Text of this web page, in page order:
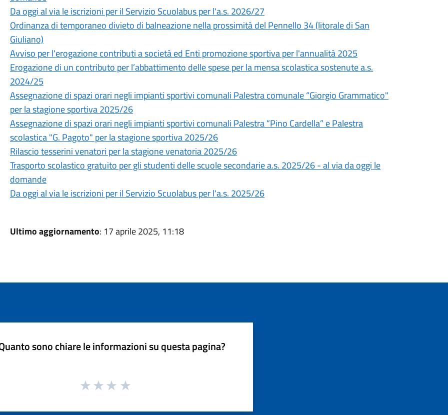
Da oggi al via le iscrizioni per il Servizio Scuolabus per l'a.s. 2026/27
Ordinanza di temporaneo divieto di balneazione nella prossimità del Pennello 34 (litorale di San
Giuliano)
Avviso per l'erogazione contributi a società ed Enti promozione sportiva per l'annualità 2025
Erogazione di un contributo per l’abbattimento delle spese per la mensa scolastica sostenute a.s.
2024/25
Assegnazione di spazi orari negli impianti sportivi comunali Palestra comunale “Giorgio Grammatico"
per la stagione sportiva 2025/26
Assegnazione di spazi orari negli impianti sportivi comunali Palestra “Pino Cardella” e Palestra
scolastica "G. Pagoto" per la stagione sportiva 2025/26
Rilascio tesserini venatori per la stagione venatoria 2025/26
Trasporto scolastico gratuito per gli studenti delle scuole secondarie a.s. 2025/26 - al via da oggi le
domande
Da oggi al via le iscrizioni per il Servizio Scuolabus per l'a.s. 2025/26
Ultimo aggiornamento: 17 aprile 2025, 11:18
sono chiare le informazioni su questa pagina?